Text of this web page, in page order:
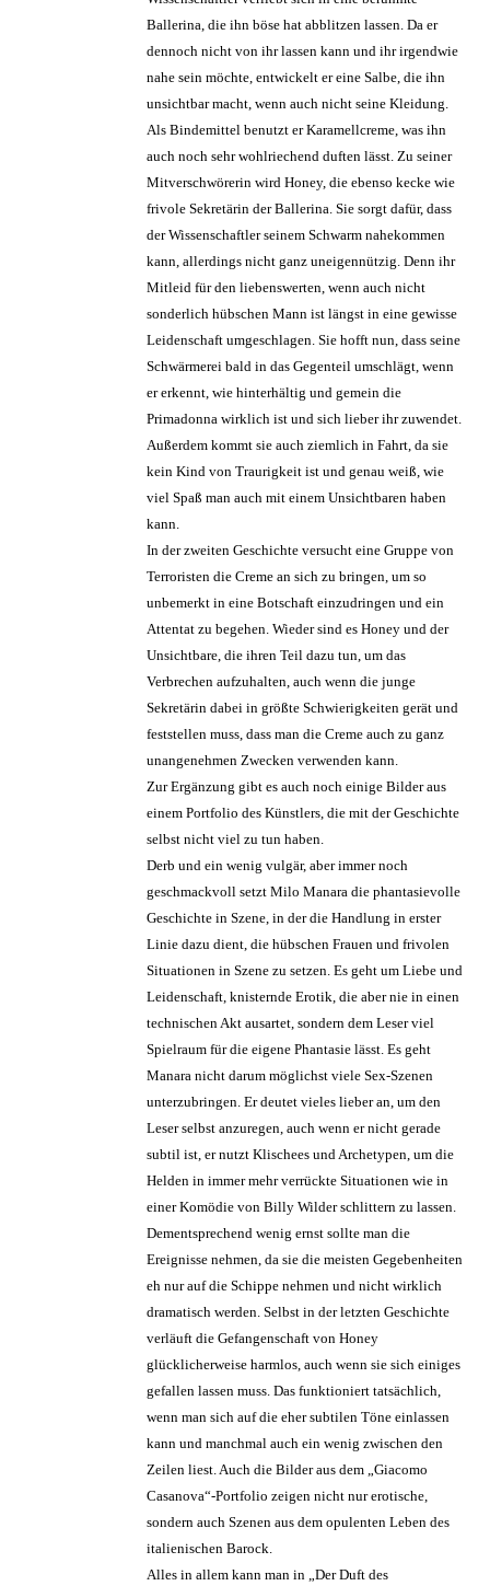
Ballerina, die ihn böse hat abblitzen lassen. Da er
dennoch nicht von ihr lassen kann und ihr irgendwie
nahe sein möchte, entwickelt er eine Salbe, die ihn
unsichtbar macht, wenn auch nicht seine Kleidung.
Als Bindemittel benutzt er Karamellcreme, was ihn
auch noch sehr wohlriechend duften lässt. Zu seiner
Mitverschwörerin wird Honey, die ebenso kecke wie
frivole Sekretärin der Ballerina. Sie sorgt dafür, dass
der Wissenschaftler seinem Schwarm nahekommen
kann, allerdings nicht ganz uneigennützig. Denn ihr
Mitleid für den liebenswerten, wenn auch nicht
sonderlich hübschen Mann ist längst in eine gewisse
Leidenschaft umgeschlagen. Sie hofft nun, dass seine
Schwärmerei bald in das Gegenteil umschlägt, wenn
er erkennt, wie hinterhältig und gemein die
Primadonna wirklich ist und sich lieber ihr zuwendet.
Außerdem kommt sie auch ziemlich in Fahrt, da sie
kein Kind von Traurigkeit ist und genau weiß, wie
viel Spaß man auch mit einem Unsichtbaren haben
kann.
In der zweiten Geschichte versucht eine Gruppe von
Terroristen die Creme an sich zu bringen, um so
unbemerkt in eine Botschaft einzudringen und ein
Attentat zu begehen. Wieder sind es Honey und der
Unsichtbare, die ihren Teil dazu tun, um das
Verbrechen aufzuhalten, auch wenn die junge
Sekretärin dabei in größte Schwierigkeiten gerät und
feststellen muss, dass man die Creme auch zu ganz
unangenehmen Zwecken verwenden kann.
Zur Ergänzung gibt es auch noch einige Bilder aus
einem Portfolio des Künstlers, die mit der Geschichte
selbst nicht viel zu tun haben.
Derb und ein wenig vulgär, aber immer noch
geschmackvoll setzt Milo Manara die phantasievolle
Geschichte in Szene, in der die Handlung in erster
Linie dazu dient, die hübschen Frauen und frivolen
Situationen in Szene zu setzen. Es geht um Liebe und
Leidenschaft, knisternde Erotik, die aber nie in einen
technischen Akt ausartet, sondern dem Leser viel
Spielraum für die eigene Phantasie lässt. Es geht
Manara nicht darum möglichst viele Sex-Szenen
unterzubringen. Er deutet vieles lieber an, um den
Leser selbst anzuregen, auch wenn er nicht gerade
subtil ist, er nutzt Klischees und Archetypen, um die
Helden in immer mehr verrückte Situationen wie in
einer Komödie von Billy Wilder schlittern zu lassen.
Dementsprechend wenig ernst sollte man die
Ereignisse nehmen, da sie die meisten Gegebenheiten
eh nur auf die Schippe nehmen und nicht wirklich
dramatisch werden. Selbst in der letzten Geschichte
verläuft die Gefangenschaft von Honey
glücklicherweise harmlos, auch wenn sie sich einiges
gefallen lassen muss. Das funktioniert tatsächlich,
wenn man sich auf die eher subtilen Töne einlassen
kann und manchmal auch ein wenig zwischen den
Zeilen liest. Auch die Bilder aus dem „Giacomo
Casanova“-Portfolio zeigen nicht nur erotische,
sondern auch Szenen aus dem opulenten Leben des
italienischen Barock.
Alles in allem kann man in „Der Duft des